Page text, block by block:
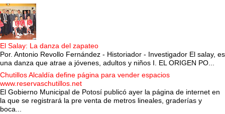
El Salay: La danza del zapateo
Por. Antonio Revollo Fernández - Historiador - Investigador El salay, es
una danza que atrae a jóvenes, adultos y niños I. EL ORIGEN PO...
Chutillos Alcaldía define página para vender espacios
www.reservaschutillos.net
El Gobierno Municipal de Potosí publicó ayer la página de internet en
la que se registrará la pre venta de metros lineales, graderías y
boca...